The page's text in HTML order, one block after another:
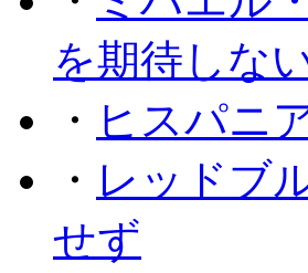
を期待しな
・ ヒスパニ
・ レッドブ
せず